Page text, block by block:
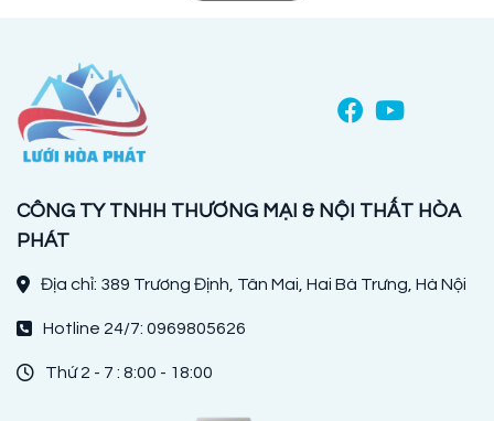
CÔNG TY TNHH THƯƠNG MẠI & NỘI THẤT HÒA
PHÁT
Địa chỉ: 389 Trương Định, Tân Mai, Hai Bà Trưng, Hà Nội
Hotline 24/7: 0969805626
Thứ 2 - 7 : 8:00 - 18:00